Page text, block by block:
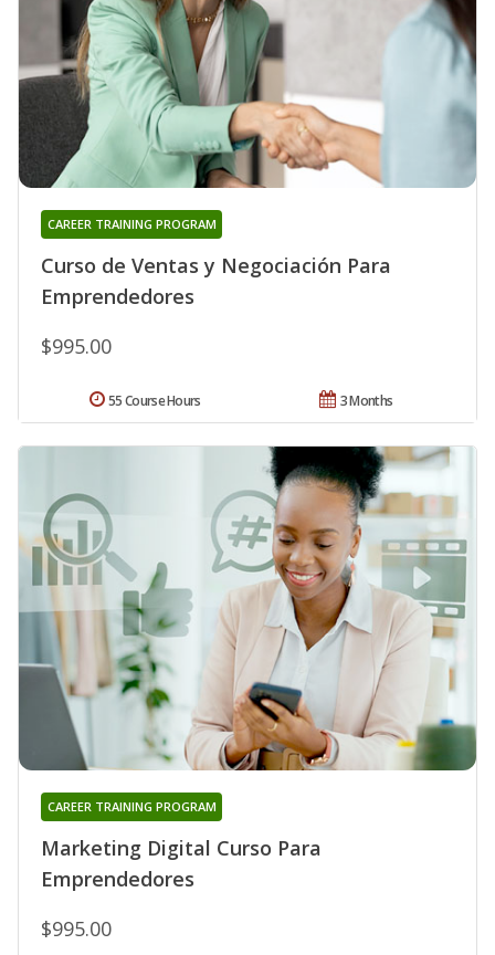
Curso de Ventas y Negociación Para
Emprendedores
CAREER TRAINING PROGRAM
$995.00
3 Months
55 Course Hours
Marketing Digital Curso Para
Emprendedores
CAREER TRAINING PROGRAM
$995.00